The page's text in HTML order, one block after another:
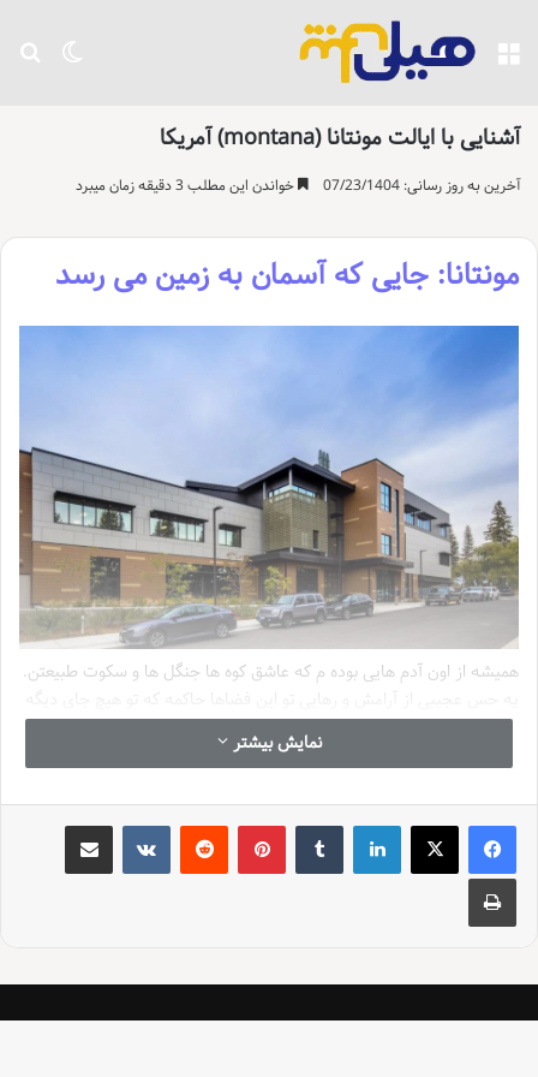
تغییر منو
آشنایی با ایالت مونتانا (montana) آمریکا
آخرین به روز رسانی: 07/23/1404 خواندن این مطلب 3 دقیقه زمان میبرد
مونتانا: جایی که آسمان به زمین می رسد
همیشه از اون آدم هایی بوده م که عاشق کوه ها جنگل ها و سکوت طبیعتن.
نمی تونید پیدا کنید. یه سفر به مونتانا یه سفر به یه دنیای دیگه بود یه
دنیای بی انتها و بکر که قلب هر عاشق طبیعت رو تسخیر می کنه. جایی که
به فلک کشیده تا رودخانه های خروشان و دریاچه های نیلگون رو کنار هم
می بینید. جایی که می تونید یک بار هم برای همیشه از شلوغی شهرها و
زندگی روزمره فرار کنید.
نمایش بیشتر
لینکدین ‫تامبلر ‫پین‌ترست‫رددیت ‫VKontakteاشتراک گذاری از طریق ایمیل
چاپ